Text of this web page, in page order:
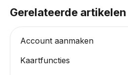
Gerelateerde artikelen
Account aanmaken
Kaartfuncties